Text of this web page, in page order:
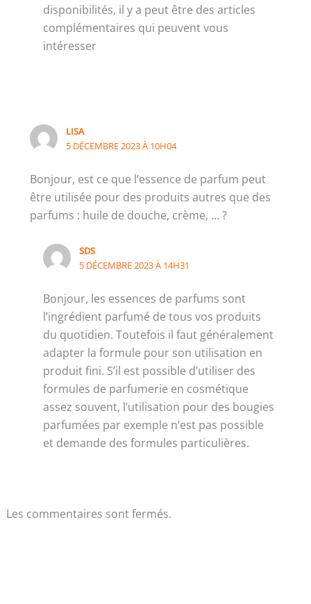
disponibilités, il y a peut être des articles
complémentaires qui peuvent vous
intéresser
LISA
5 DÉCEMBRE 2023 À 10H04
Bonjour, est ce que l’essence de parfum peut
être utilisée pour des produits autres que des
parfums : huile de douche, crème, … ?
SDS
5 DÉCEMBRE 2023 À 14H31
Bonjour, les essences de parfums sont
l’ingrédient parfumé de tous vos produits
du quotidien. Toutefois il faut généralement
adapter la formule pour son utilisation en
produit fini. S’il est possible d’utiliser des
formules de parfumerie en cosmétique
assez souvent, l’utilisation pour des bougies
parfumées par exemple n’est pas possible
et demande des formules particulières.
Les commentaires sont fermés.